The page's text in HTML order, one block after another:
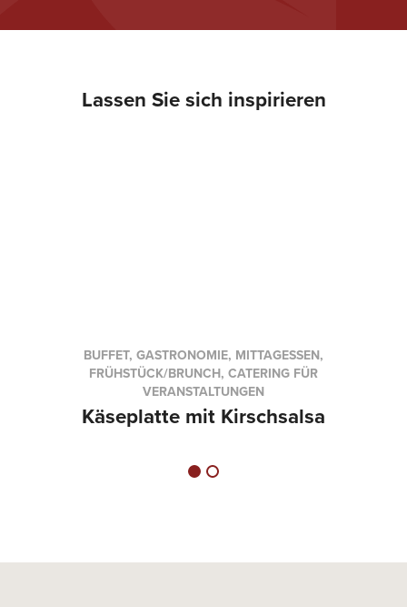
Lassen Sie sich inspirieren
BUFFET, GASTRONOMIE, MITTAGESSEN,
FRÜHSTÜCK/BRUNCH, CATERING FÜR
VERANSTALTUNGEN
Käseplatte mit Kirschsalsa